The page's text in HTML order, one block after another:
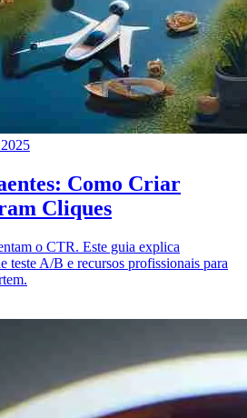
Como Criar
Cliques
o CTR. Este guia explica
teste A/B e recursos profissionais para